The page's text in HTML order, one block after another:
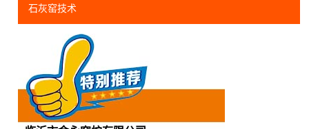
石灰窑技术